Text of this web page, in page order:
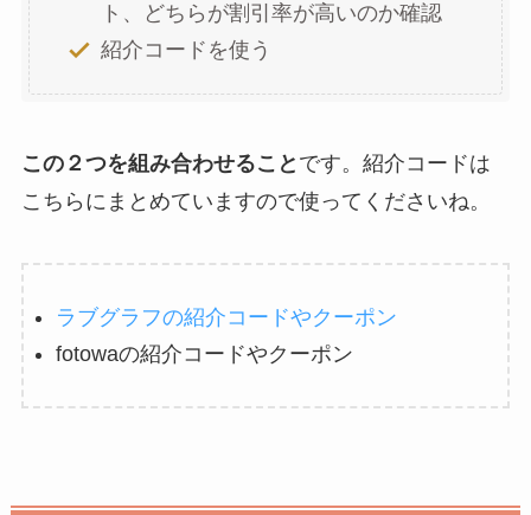
ト、どちらが割引率が高いのか確認
紹介コードを使う
この２つを組み合わせること です。紹介コードは
こちらにまとめていますので使ってくださいね。
ラブグラフの紹介コードやクーポン
fotowaの紹介コードやクーポン